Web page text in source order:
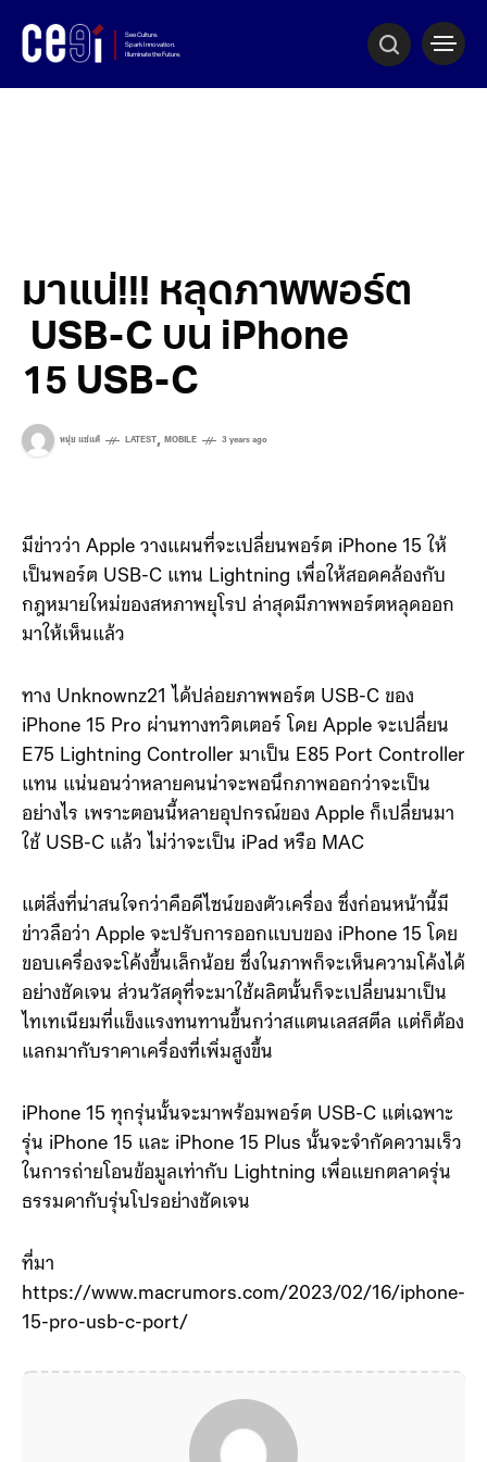
มาแน่!!! หลุดภาพพอร์ต
USB-C บน iPhone
15 USB-C
หนุ่ย แซ่แต้ LATEST , MOBILE 3 years ago
มีข่าวว่า Apple วางแผนที่จะเปลี่ยนพอร์ต iPhone 15 ให้
เป็นพอร์ต USB-C แทน Lightning เพื่อให้สอดคล้องกับ
กฎหมายใหม่ของสหภาพยุโรป ล่าสุดมีภาพพอร์ตหลุดออก
มาให้เห็นแล้ว
ทาง Unknownz21 ได้ปล่อยภาพพอร์ต USB-C ของ
iPhone 15 Pro ผ่านทางทวิตเตอร์ โดย Apple จะเปลี่ยน
E75 Lightning Controller มาเป็น E85 Port Controller
แทน แน่นอนว่าหลายคนน่าจะพอนึกภาพออกว่าจะเป็น
อย่างไร เพราะตอนนี้หลายอุปกรณ์ของ Apple ก็เปลี่ยนมา
ใช้ USB-C แล้ว ไม่ว่าจะเป็น iPad หรือ MAC
แต่สิ่งที่น่าสนใจกว่าคือดีไซน์ของตัวเครื่อง ซึ่งก่อนหน้านี้มี
ข่าวลือว่า Apple จะปรับการออกแบบของ iPhone 15 โดย
ขอบเครื่องจะโค้งขึ้นเล็กน้อย ซึ่งในภาพก็จะเห็นความโค้งได้
อย่างชัดเจน ส่วนวัสดุที่จะมาใช้ผลิตนั้นก็จะเปลี่ยนมาเป็น
ไทเทเนียมที่แข็งแรงทนทานขึ้นกว่าสแตนเลสสตีล แต่ก็ต้อง
แลกมากับราคาเครื่องที่เพิ่มสูงขึ้น
iPhone 15 ทุกรุ่นนั้นจะมาพร้อมพอร์ต USB-C แต่เฉพาะ
รุ่น ‌iPhone 15‌ และ ‌iPhone 15‌ Plus นั้นจะจำกัดความเร็ว
ในการถ่ายโอนข้อมูลเท่ากับ Lightning เพื่อแยกตลาดรุ่น
ธรรมดากับรุ่นโปรอย่างชัดเจน
ที่มา
https://www.macrumors.com/2023/02/16/iphone-
15-pro-usb-c-port/